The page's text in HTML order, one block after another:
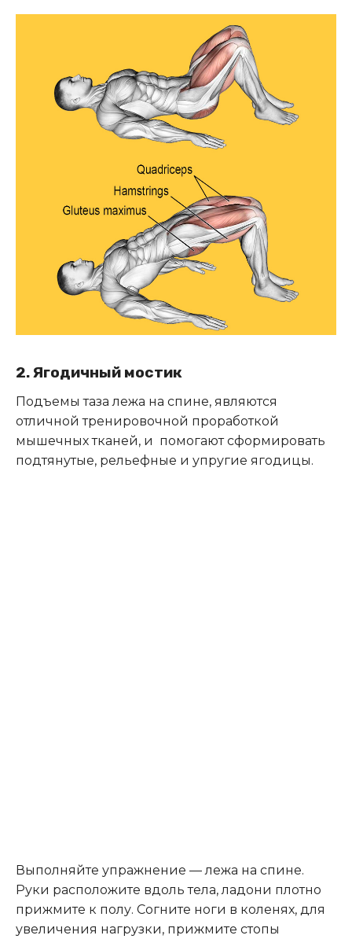
2. Ягодичный мостик
Подъемы таза лежа на спине, являются
отличной тренировочной проработкой
мышечных тканей, и помогают сформировать
подтянутые, рельефные и упругие ягодицы.
Выполняйте упражнение — лежа на спине.
Руки расположите вдоль тела, ладони плотно
прижмите к полу. Согните ноги в коленях, для
увеличения нагрузки, прижмите стопы